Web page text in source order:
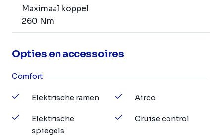
Maximaal koppel
260 Nm
Opties en accessoires
Comfort
Elektrische ramen
Elektrische
spiegels
Airco
Cruise control